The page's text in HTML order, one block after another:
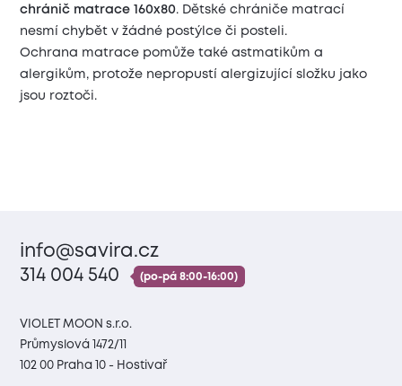
chránič matrace 160x80. Dětské chrániče matrací
nesmí chybět v žádné postýlce či posteli.
Ochrana matrace pomůže také astmatikům a
alergikům, protože nepropustí alergizující složku jako
jsou roztoči.
info@savira.cz
314 004 540
(po-pá 8:00-16:00)
VIOLET MOON s.r.o.
Průmyslová 1472/11
102 00 Praha 10 - Hostivař